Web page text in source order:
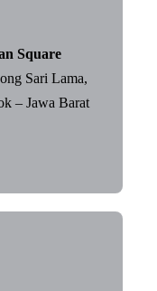
Square
Sari Lama,
– Jawa Barat